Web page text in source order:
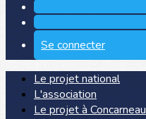
Se connecter
Le projet national
L'association
Le projet à Concarneau